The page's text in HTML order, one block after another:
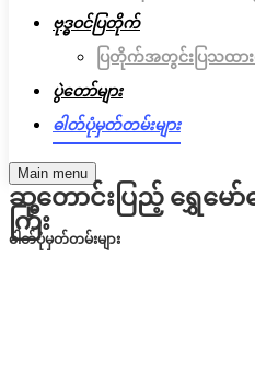
ဗုဒ္ဓဝင်ပြတိုက်
ပြတိုက်အတွင်းပြသထားမှု
ပွဲတော်များ
ဓါတ်ပုံမှတ်တမ်းများ
Main menu
ဆုတောင်းပြည့် ရွှေမေ
ကြီး
ဓါတ်ပုံမှတ်တမ်းများ